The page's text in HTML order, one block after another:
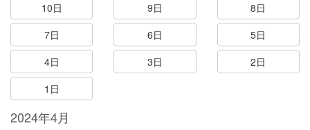
10日
9日
8日
7日
6日
5日
4日
3日
2日
1日
2024年4月